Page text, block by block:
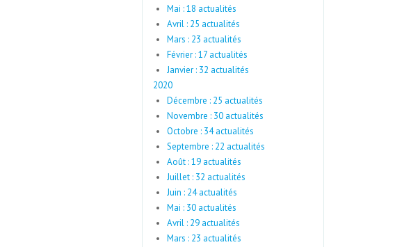
Mai : 18 actualités
Avril : 25 actualités
Mars : 23 actualités
Février : 17 actualités
Janvier : 32 actualités
2020
Décembre : 25 actualités
Novembre : 30 actualités
Octobre : 34 actualités
Septembre : 22 actualités
Août : 19 actualités
Juillet : 32 actualités
Juin : 24 actualités
Mai : 30 actualités
Avril : 29 actualités
Mars : 23 actualités